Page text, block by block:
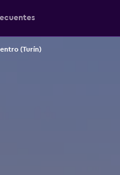
(Turín)